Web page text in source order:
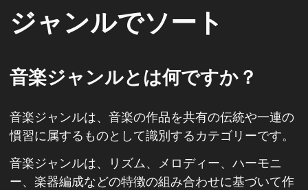
ジャンルでソート
音楽ジャンルとは何ですか？
音楽ジャンルは、音楽の作品を共有の伝統や一連の
慣習に属するものとして識別するカテゴリーです。
音楽ジャンルは、リズム、メロディー、ハーモニ
ー、楽器編成などの特徴の組み合わせに基づいて作